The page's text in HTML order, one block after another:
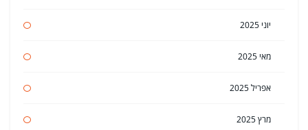
יוני 2025
מאי 2025
אפריל 2025
מרץ 2025